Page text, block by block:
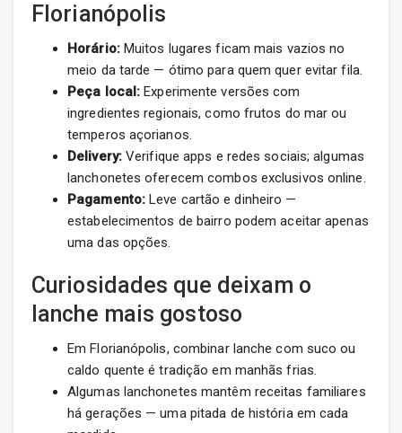
Florianópolis
Horário:Muitos lugares ficam mais vazios no
meio da tarde — ótimo para quem quer evitar fila.
Peça local: Experimente versões com
ingredientes regionais, como frutos do mar ou
temperos açorianos.
Delivery:Verifique apps e redes sociais; algumas
lanchonetes oferecem combos exclusivos online.
Pagamento: Leve cartão e dinheiro —
estabelecimentos de bairro podem aceitar apenas
uma das opções.
Curiosidades que deixam o
lanche mais gostoso
Em Florianópolis, combinar lanche com suco ou
caldo quente é tradição em manhãs frias.
Algumas lanchonetes mantêm receitas familiares
há gerações — uma pitada de história em cada